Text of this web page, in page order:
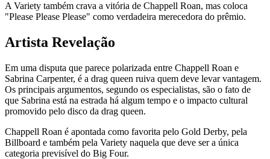
A Variety também crava a vitória de Chappell Roan, mas coloca
"Please Please Please" como verdadeira merecedora do prêmio.
Artista Revelação
Em uma disputa que parece polarizada entre Chappell Roan e
Sabrina Carpenter, é a drag queen ruiva quem deve levar vantagem.
Os principais argumentos, segundo os especialistas, são o fato de
que Sabrina está na estrada há algum tempo e o impacto cultural
promovido pelo disco da drag queen.
Chappell Roan é apontada como favorita pelo Gold Derby, pela
Billboard e também pela Variety naquela que deve ser a única
categoria previsível do Big Four.